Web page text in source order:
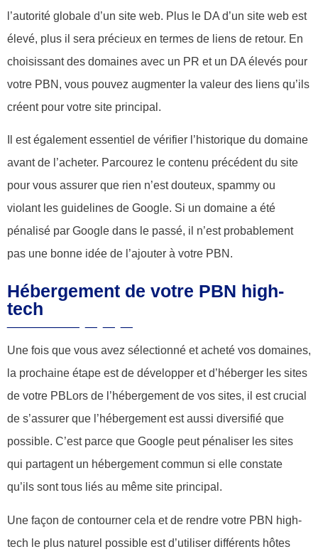
l’autorité globale d’un site web. Plus le DA d’un site web est
élevé, plus il sera précieux en termes de liens de retour. En
choisissant des domaines avec un PR et un DA élevés pour
votre PBN, vous pouvez augmenter la valeur des liens qu’ils
créent pour votre site principal.
Il est également essentiel de vérifier l’historique du domaine
avant de l’acheter. Parcourez le contenu précédent du site
pour vous assurer que rien n’est douteux, spammy ou
violant les guidelines de Google. Si un domaine a été
pénalisé par Google dans le passé, il n’est probablement
pas une bonne idée de l’ajouter à votre PBN.
Hébergement de votre PBN high-
tech
Une fois que vous avez sélectionné et acheté vos domaines,
la prochaine étape est de développer et d’héberger les sites
de votre PBLors de l’hébergement de vos sites, il est crucial
de s’assurer que l’hébergement est aussi diversifié que
possible. C’est parce que Google peut pénaliser les sites
qui partagent un hébergement commun si elle constate
qu’ils sont tous liés au même site principal.
Une façon de contourner cela et de rendre votre PBN high-
tech le plus naturel possible est d’utiliser différents hôtes